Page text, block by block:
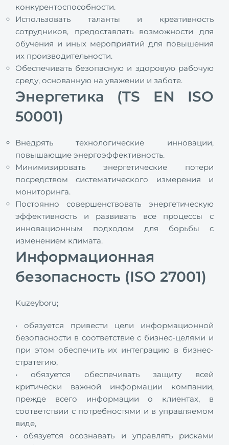
конкурентоспособности.
Использовать таланты и креативность
сотрудников, предоставлять возможности для
обучения и иных мероприятий для повышения
их производительности.
Обеспечивать безопасную и здоровую рабочую
среду, основанную на уважении и заботе.
Энергетика (TS EN ISO
50001)
Внедрять технологические инновации,
повышающие энергоэффективность.
Минимизировать энергетические потери
посредством систематического измерения и
мониторинга.
Постоянно совершенствовать энергетическую
эффективность и развивать все процессы с
инновационным подходом для борьбы с
изменением климата.
Информационная
безопасность (ISO 27001)
Kuzeyboru;
• обязуется привести цели информационной
безопасности в соответствие с бизнес-целями и
при этом обеспечить их интеграцию в бизнес-
стратегию,
• обязуется обеспечивать защиту всей
критически важной информации компании,
прежде всего информации о клиентах, в
соответствии с потребностями и в управляемом
виде,
• обязуется осознавать и управлять рисками